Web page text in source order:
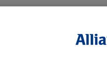
Allianz dans